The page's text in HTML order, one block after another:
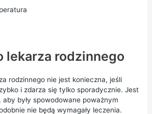
lekarza rodzinnego
rodzinnego nie jest konieczna, jeśli
i zdarza się tylko sporadycznie. Jest
aby były spowodowane poważnym
nie będą wymagały leczenia.